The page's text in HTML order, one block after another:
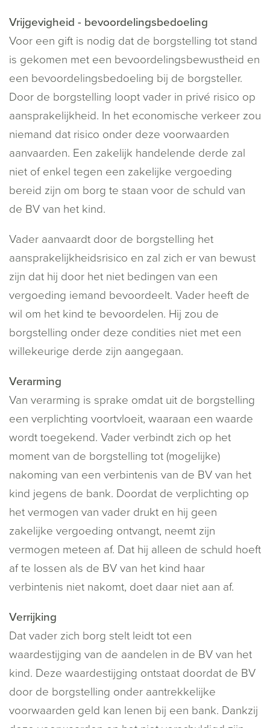
Vrijgevigheid - bevoordelingsbedoeling
Voor een gift is nodig dat de borgstelling tot stand
is gekomen met een bevoordelingsbewustheid en
een bevoordelingsbedoeling bij de borgsteller.
Door de borgstelling loopt vader in privé risico op
aansprakelijkheid. In het economische verkeer zou
niemand dat risico onder deze voorwaarden
aanvaarden. Een zakelijk handelende derde zal
niet of enkel tegen een zakelijke vergoeding
bereid zijn om borg te staan voor de schuld van
de BV van het kind.
Vader aanvaardt door de borgstelling het
aansprakelijkheidsrisico en zal zich er van bewust
zijn dat hij door het niet bedingen van een
vergoeding iemand bevoordeelt. Vader heeft de
wil om het kind te bevoordelen. Hij zou de
borgstelling onder deze condities niet met een
willekeurige derde zijn aangegaan.
Verarming
Van verarming is sprake omdat uit de borgstelling
een verplichting voortvloeit, waaraan een waarde
wordt toegekend. Vader verbindt zich op het
moment van de borgstelling tot (mogelijke)
nakoming van een verbintenis van de BV van het
kind jegens de bank. Doordat de verplichting op
het vermogen van vader drukt en hij geen
zakelijke vergoeding ontvangt, neemt zijn
vermogen meteen af. Dat hij alleen de schuld hoeft
af te lossen als de BV van het kind haar
verbintenis niet nakomt, doet daar niet aan af.
Verrijking
Dat vader zich borg stelt leidt tot een
waardestijging van de aandelen in de BV van het
kind. Deze waardestijging ontstaat doordat de BV
door de borgstelling onder aantrekkelijke
voorwaarden geld kan lenen bij een bank. Dankzij